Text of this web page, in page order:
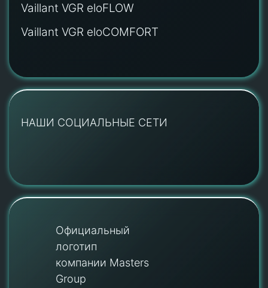
Vaillant VGR eloFLOW
Vaillant VGR eloCOMFORT
НАШИ СОЦИАЛЬНЫЕ СЕТИ
Официальный
логотип
компании Masters
Group